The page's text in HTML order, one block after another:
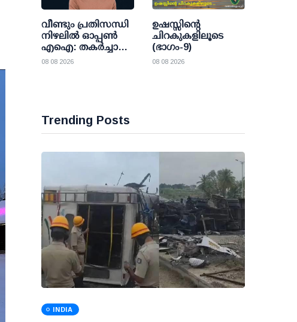
വീണ്ടും പ്രതിസന്ധി
നിഴലില്‍ ഓപ്പണ്‍
എഐ: തകര്‍ച്ചാ
മുന്നറിയിപ്പുകളെ
08 08 2026
ഉഷസ്സിന്റെ
ചിറകുകളിലൂടെ
(ഭാഗം-9)
08 08 2026
Trending Posts
INDIA